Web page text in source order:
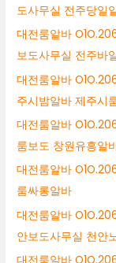
도사무실 전주당일
대전룸알바
보도사무실 전주바
대전룸알바
주시밤알바 제주시
대전룸알바
룸보도 창원유흥알
대전룸알바
룸싸롱알바
대전룸알바
안보도사무실 천안